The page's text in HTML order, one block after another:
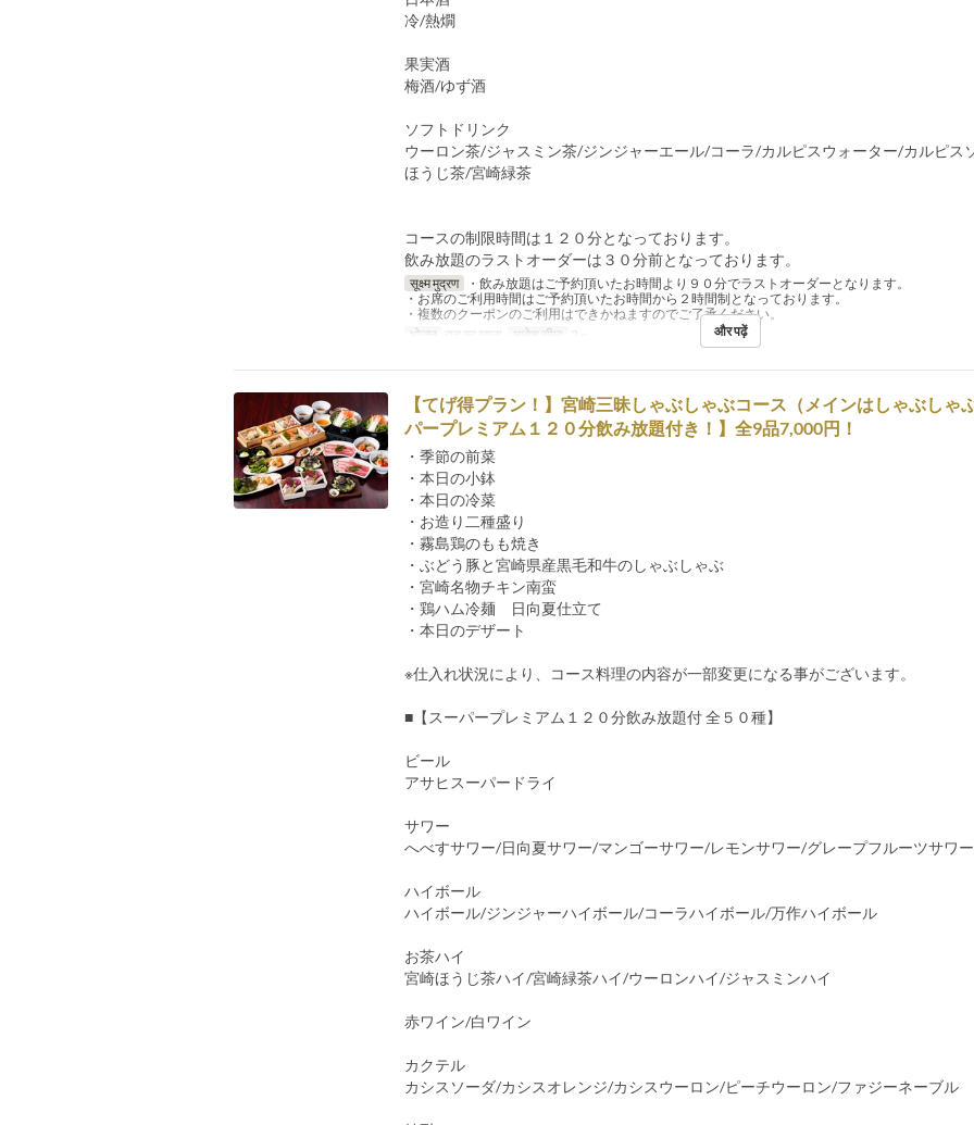
冷/熱燗
果実酒
梅酒/ゆず酒
ソフトドリンク
ウーロン茶/ジャスミン茶/ジンジャーエール/コーラ/カルピスウォーター/カルピス
ほうじ茶/宮崎緑茶
コースの制限時間は１２０分となっております。
飲み放題のラストオーダーは３０分前となっております。
सूक्ष्म मुद्रण
・飲み放題はご予約頂いたお時間より９０分でラストオーダーとなります。
・お席のご利用時間はご予約頂いたお時間から２時間制となっております。
・複数のクーポンのご利用はできかねますのでご了承ください。
भोजन
रात का खाना आदेश सीमा 2 ~ और पढ़ें
【てげ得プラン！】宮崎三昧しゃぶしゃぶコース（メインはしゃぶしゃ
パープレミアム１２０分飲み放題付き！】全9品7,000円！
・季節の前菜
・本日の小鉢
・本日の冷菜
・お造り二種盛り
・霧島鶏のもも焼き
・ぶどう豚と宮崎県産黒毛和牛のしゃぶしゃぶ
・宮崎名物チキン南蛮
・鶏ハム冷麺 日向夏仕立て
・本日のデザート
※仕入れ状況により、コース料理の内容が一部変更になる事がございます。
■【スーパープレミアム１２０分飲み放題付 全５０種】
ビール
アサヒスーパードライ
サワー
へべすサワー/日向夏サワー/マンゴーサワー/レモンサワー/グレープフルーツサワ
ハイボール
ハイボール/ジンジャーハイボール/コーラハイボール/万作ハイボール
お茶ハイ
宮崎ほうじ茶ハイ/宮崎緑茶ハイ/ウーロンハイ/ジャスミンハイ
赤ワイン/白ワイン
カクテル
カシスソーダ/カシスオレンジ/カシスウーロン/ピーチウーロン/ファジーネーブル